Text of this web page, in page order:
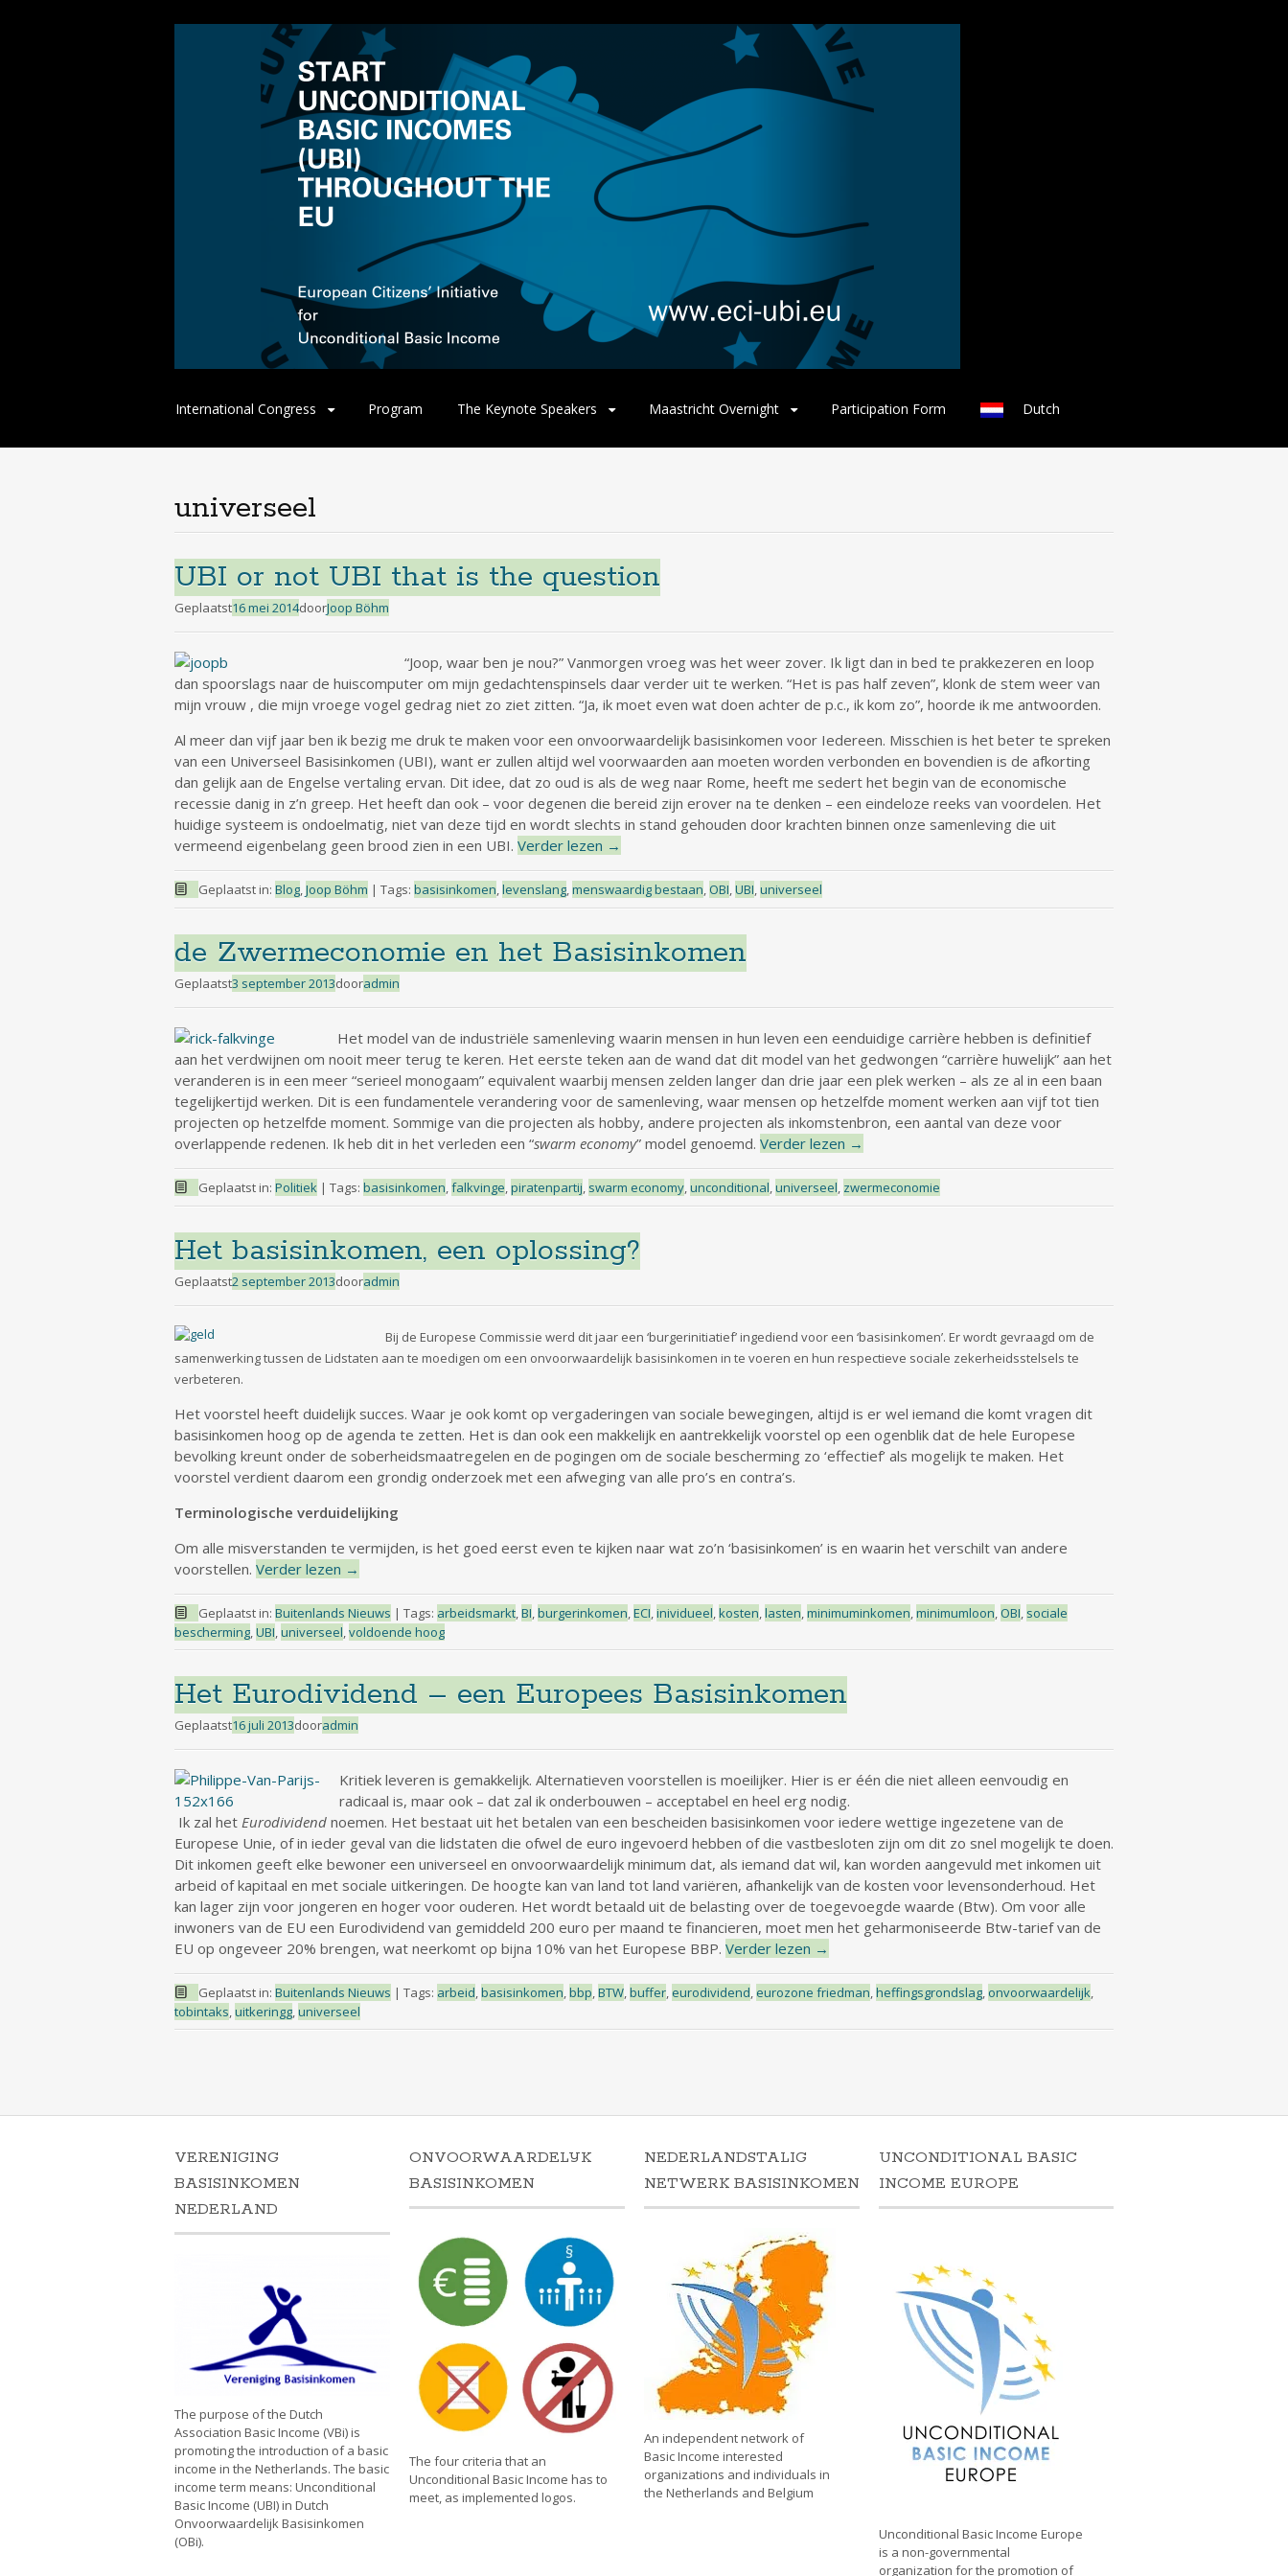
Spring
de
International Congress Program The Keynote Speakers Maastricht Overnight Participation Form Dutch
universeel
UBI or not UBI that is the question
Geplaatst16 mei 2014doorJoop Böhm
“Joop, waar ben je nou?” Vanmorgen vroeg was het weer zover. Ik ligt dan in bed te prakkezeren en loop
dan spoorslags naar de huiscomputer om mijn gedachtenspinsels daar verder uit te werken. “Het is pas half zeven”, klonk de stem weer van
mijn vrouw , die mijn vroege vogel gedrag niet zo ziet zitten. “Ja, ik moet even wat doen achter de p.c., ik kom zo”, hoorde ik me antwoorden.
Al meer dan vijf jaar ben ik bezig me druk te maken voor een onvoorwaardelijk basisinkomen voor Iedereen. Misschien is het beter te spreken
van een Universeel Basisinkomen (UBI), want er zullen altijd wel voorwaarden aan moeten worden verbonden en bovendien is de afkorting
dan gelijk aan de Engelse vertaling ervan. Dit idee, dat zo oud is als de weg naar Rome, heeft me sedert het begin van de economische
recessie danig in z’n greep. Het heeft dan ook – voor degenen die bereid zijn erover na te denken – een eindeloze reeks van voordelen. Het
huidige systeem is ondoelmatig, niet van deze tijd en wordt slechts in stand gehouden door krachten binnen onze samenleving die uit
vermeend eigenbelang geen brood zien in een UBI. Verder lezen →
Geplaatst in: Blog,Joop Böhm | Tags: basisinkomen,levenslang,menswaardig bestaan, OBI,UBI,universeel
de Zwermeconomie en het Basisinkomen
Geplaatst3 september 2013dooradmin
Het model van de industriële samenleving waarin mensen in hun leven een eenduidige carrière hebben is definitief
aan het verdwijnen om nooit meer terug te keren. Het eerste teken aan de wand dat dit model van het gedwongen “carrière huwelijk” aan het
veranderen is in een meer “serieel monogaam” equivalent waarbij mensen zelden langer dan drie jaar een plek werken – als ze al in een baan
tegelijkertijd werken. Dit is een fundamentele verandering voor de samenleving, waar mensen op hetzelfde moment werken aan vijf tot tien
projecten op hetzelfde moment. Sommige van die projecten als hobby, andere projecten als inkomstenbron, een aantal van deze voor
overlappende redenen. Ik heb dit in het verleden een “swarm economy” model genoemd. Verder lezen →
Geplaatst in: Politiek | Tags: basisinkomen,falkvinge,piratenpartij, swarm economy,unconditional,universeel, zwermeconomie
Het basisinkomen, een oplossing?
Geplaatst2 september 2013dooradmin
Bij de Europese Commissie werd dit jaar een ‘burgerinitiatief’ ingediend voor een ‘basisinkomen’. Er wordt gevraagd om de
samenwerking tussen de Lidstaten aan te moedigen om een onvoorwaardelijk basisinkomen in te voeren en hun respectieve sociale zekerheidsstelsels te
verbeteren.
Het voorstel heeft duidelijk succes. Waar je ook komt op vergaderingen van sociale bewegingen, altijd is er wel iemand die komt vragen dit
basisinkomen hoog op de agenda te zetten. Het is dan ook een makkelijk en aantrekkelijk voorstel op een ogenblik dat de hele Europese
bevolking kreunt onder de soberheidsmaatregelen en de pogingen om de sociale bescherming zo ‘effectief’ als mogelijk te maken. Het
voorstel verdient daarom een grondig onderzoek met een afweging van alle pro’s en contra’s.
Terminologische verduidelijking
Om alle misverstanden te vermijden, is het goed eerst even te kijken naar wat zo’n ‘basisinkomen’ is en waarin het verschilt van andere
voorstellen. Verder lezen →
Geplaatst in: Buitenlands Nieuws | Tags: arbeidsmarkt,BI,burgerinkomen,ECI,inividueel,kosten,lasten,minimuminkomen,minimumloon, OBI, sociale
bescherming,UBI,universeel,voldoende hoog
Het Eurodividend – een Europees Basisinkomen
Geplaatst16 juli 2013dooradmin
Kritiek leveren is gemakkelijk. Alternatieven voorstellen is moeilijker. Hier is er één die niet alleen eenvoudig en
radicaal is, maar ook – dat zal ik onderbouwen – acceptabel en heel erg nodig.
Ik zal het Eurodividend noemen. Het bestaat uit het betalen van een bescheiden basisinkomen voor iedere wettige ingezetene van de
Europese Unie, of in ieder geval van die lidstaten die ofwel de euro ingevoerd hebben of die vastbesloten zijn om dit zo snel mogelijk te doen.
Dit inkomen geeft elke bewoner een universeel en onvoorwaardelijk minimum dat, als iemand dat wil, kan worden aangevuld met inkomen uit
arbeid of kapitaal en met sociale uitkeringen. De hoogte kan van land tot land variëren, afhankelijk van de kosten voor levensonderhoud. Het
kan lager zijn voor jongeren en hoger voor ouderen. Het wordt betaald uit de belasting over de toegevoegde waarde (Btw). Om voor alle
inwoners van de EU een Eurodividend van gemiddeld 200 euro per maand te financieren, moet men het geharmoniseerde Btw-tarief van de
EU op ongeveer 20% brengen, wat neerkomt op bijna 10% van het Europese BBP. Verder lezen →
Geplaatst in: Buitenlands Nieuws | Tags: arbeid,basisinkomen,bbp,BTW,buffer, eurodividend, eurozone friedman,heffingsgrondslag, onvoorwaardelijk,
tobintaks,uitkeringg,universeel
VERENIGING
BASISINKOMEN
NEDERLAND
The purpose of the Dutch
Association Basic Income (VBi) is
promoting the introduction of a basic
income in the Netherlands. The basic
income term means: Unconditional
Basic Income (UBI) in Dutch
Onvoorwaardelijk Basisinkomen
(OBi).
ONVOORWAARDELIJK
BASISINKOMEN
The four criteria that an
Unconditional Basic Income has to
meet, as implemented logos.
NEDERLANDSTALIG
NETWERK BASISINKOMEN
An independent network of
Basic Income interested
organizations and individuals in
the Netherlands and Belgium
UNCONDITIONAL BASIC
INCOME EUROPE
Unconditional Basic Income Europe
is a non-governmental
organization for the promotion of